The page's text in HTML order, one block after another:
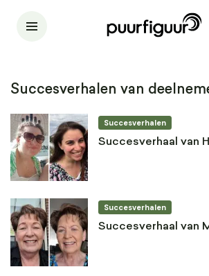
Succesverhalen van
Succesverhalen
Succesverhaal van
Succesverhalen
Succesverhaal van